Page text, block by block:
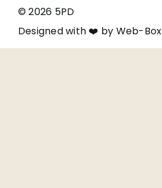
© 2026 5PD
Designed with ❤️ by Web-Box